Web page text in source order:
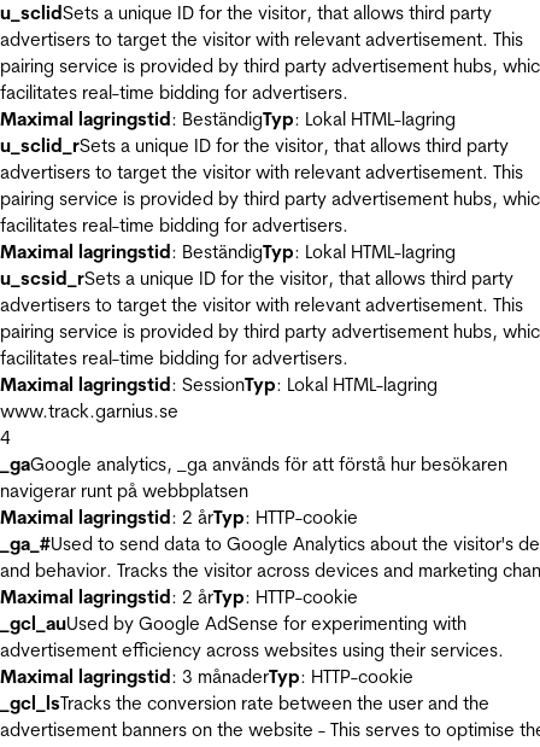
u_sclidSets a unique ID for the visitor, that allows third party
advertisers to target the visitor with relevant advertisement. This
pairing service is provided by third party advertisement hubs,
facilitates real-time bidding for advertisers.
Maximal lagringstid: BeständigTyp: Lokal HTML-lagring
u_sclid_rSets a unique ID for the visitor, that allows third party
advertisers to target the visitor with relevant advertisement. This
pairing service is provided by third party advertisement hubs,
facilitates real-time bidding for advertisers.
Maximal lagringstid: BeständigTyp: Lokal HTML-lagring
u_scsid_rSets a unique ID for the visitor, that allows third party
advertisers to target the visitor with relevant advertisement. This
pairing service is provided by third party advertisement hubs,
facilitates real-time bidding for advertisers.
Maximal lagringstid: SessionTyp: Lokal HTML-lagring
www.track.garnius.se
4
_gaGoogle analytics, _ga används för att förstå hur besökaren
navigerar runt på webbplatsen
Maximal lagringstid: 2 årTyp: HTTP-cookie
_ga_#Used to send data to Google Analytics about the visitor's
and behavior. Tracks the visitor across devices and marketing
Maximal lagringstid: 2 årTyp: HTTP-cookie
_gcl_auUsed by Google AdSense for experimenting with
advertisement efficiency across websites using their services.
Maximal lagringstid: 3 månaderTyp: HTTP-cookie
_gcl_lsTracks the conversion rate between the user and the
advertisement banners on the website - This serves to optimise